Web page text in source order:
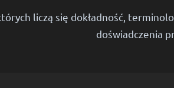
liczą się dokładność,
doświadczenia